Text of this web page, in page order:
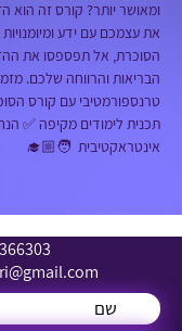
ומאושר יותר? קורס זה הוא
את עצמכם עם ידע
הסוכרת, אל תפספסו את
הבריאות והרווחה שלכם.
טרנספורמטיבי עם קורס
תכנית לימודים מקיפה ✅
אינטראקטיבית  🧑🏼‍🎓